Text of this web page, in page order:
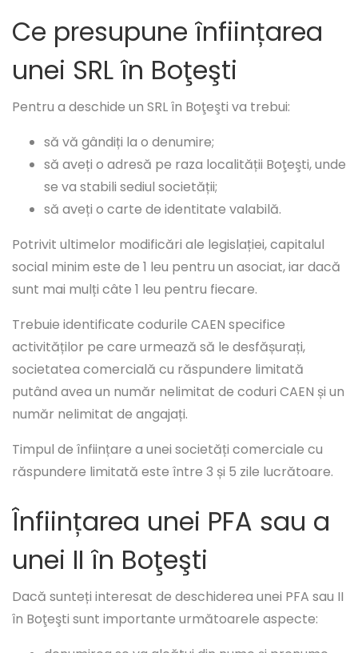
Ce presupune înființarea
unei SRL în Boţeşti
Pentru a deschide un SRL în Boţeşti va trebui:
să vă gândiți la o denumire;
să aveți o adresă pe raza localității Boţeşti, unde
se va stabili sediul societății;
să aveți o carte de identitate valabilă.
Potrivit ultimelor modificări ale legislației, capitalul
social minim este de 1 leu pentru un asociat, iar dacă
sunt mai mulți câte 1 leu pentru fiecare.
Trebuie identificate codurile CAEN specifice
activităților pe care urmează să le desfășurați,
societatea comercială cu răspundere limitată
putând avea un număr nelimitat de coduri CAEN și un
număr nelimitat de angajați.
Timpul de înființare a unei societăți comerciale cu
răspundere limitată este între 3 și 5 zile lucrătoare.
Înființarea unei PFA sau a
unei II în Boţeşti
Dacă sunteți interesat de deschiderea unei PFA sau II
în Boţeşti sunt importante următoarele aspecte: